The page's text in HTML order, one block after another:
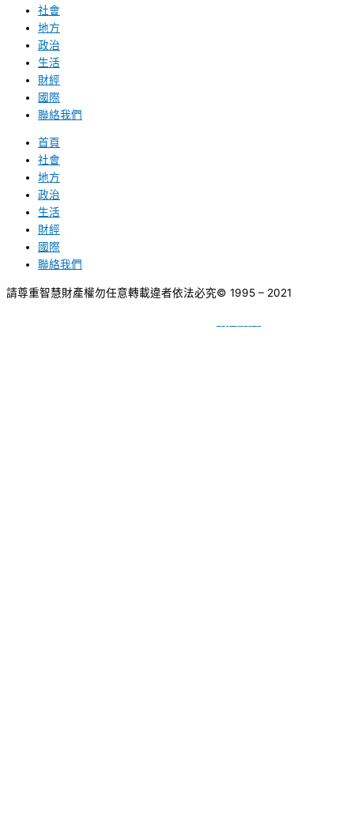
社會
地方
政治
生活
財經
國際
聯絡我們
首頁
社會
地方
政治
生活
財經
國際
聯絡我們
請尊重智慧財產權勿任意轉載違者依法必究© 1995 – 2021